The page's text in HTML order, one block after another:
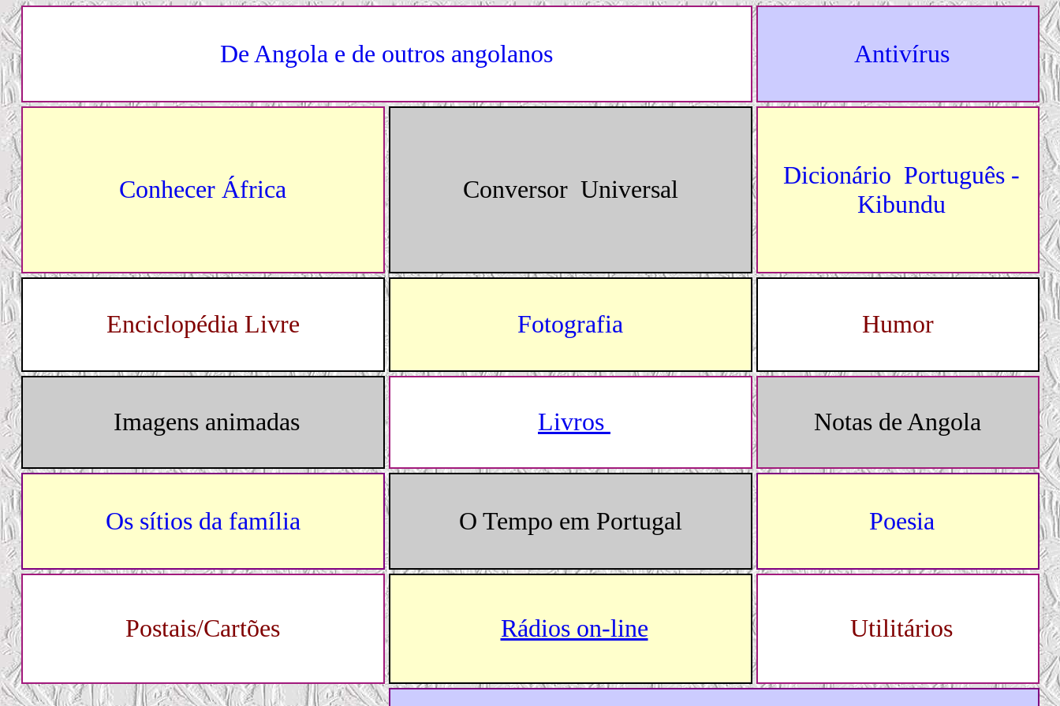
De Angola e de outros angolanos Antivírus
Conhecer África Conversor Universal Dicionário Português -
Kibundu
Enciclopédia Livre Fotografia Humor
Imagens animadas Livros Notas de Angola
Os sítios da família O Tempo em Portugal Poesia
Postais/Cartões Rádios on-line Utilitários